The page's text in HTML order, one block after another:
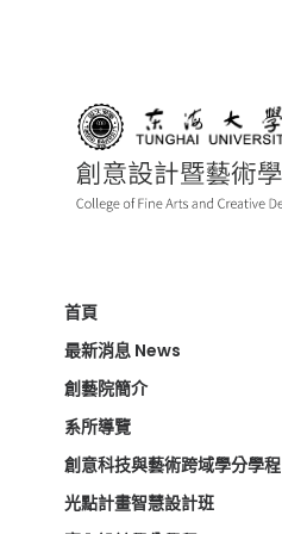
首頁
最新消息 News
創藝院簡介
系所導覽
創意科技與藝術跨域學分學程
光點計畫智慧設計班